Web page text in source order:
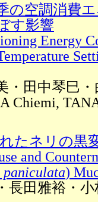
の空調消費
す影響
Energy
・田中琴巳
Chiemi,
たネリの黒
and
paniculata)
長田雅裕・